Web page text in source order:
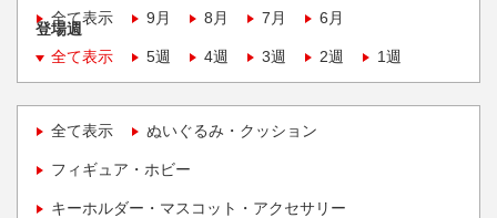
全て表示
9月 8月 7月 6月
登場週
全て表示
5週 4週 3週 2週 1週
全て表示 ぬいぐるみ・クッション
フィギュア・ホビー
キーホルダー・マスコット・アクセサリー